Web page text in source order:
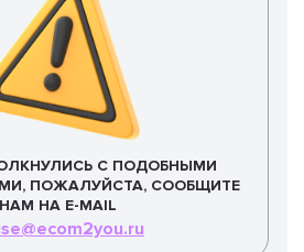
С ПОДОБНЫМИ
ПОЖАЛУЙСТА, СООБЩИТЕ
НАМ НА E-MAIL